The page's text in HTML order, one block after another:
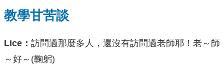
教學甘苦談
Lice ： 訪問過那麼多人，還沒有訪問過老師耶！老～師
～好～(鞠躬)